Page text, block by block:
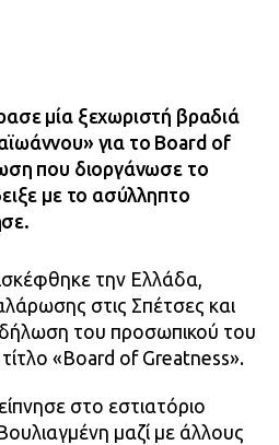
μία ξεχωριστή βραδιά
για το Board of
που διοργάνωσε το
με το ασύλληπτο
την Ελλάδα,
στις Σπέτσες και
του προσωπικού του
«Board of Greatness».
στο εστιατόριο
μαζί με άλλους